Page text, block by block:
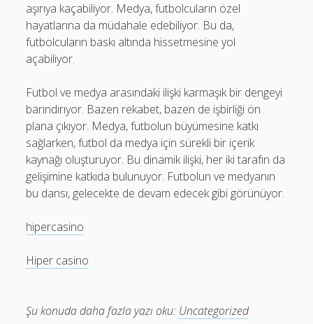
aşırıya kaçabiliyor. Medya, futbolcuların özel
hayatlarına da müdahale edebiliyor. Bu da,
futbolcuların baskı altında hissetmesine yol
açabiliyor.
Futbol ve medya arasındaki ilişki karmaşık bir dengeyi
barındırıyor. Bazen rekabet, bazen de işbirliği ön
plana çıkıyor. Medya, futbolun büyümesine katkı
sağlarken, futbol da medya için sürekli bir içerik
kaynağı oluşturuyor. Bu dinamik ilişki, her iki tarafın da
gelişimine katkıda bulunuyor. Futbolun ve medyanın
bu dansı, gelecekte de devam edecek gibi görünüyor.
hipercasino
Hiper casino
Şu konuda daha fazla yazı oku: Uncategorized